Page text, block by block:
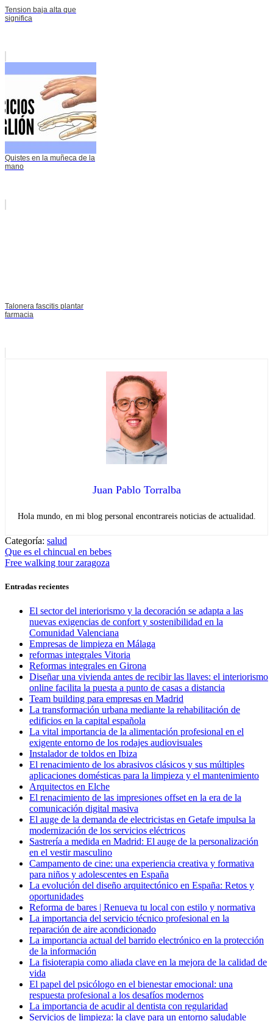
Tension baja alta que
significa
Quistes en la muñeca de la
mano
Talonera fascitis plantar
farmacia
Juan Pablo Torralba
Hola mundo, en mi blog personal encontrareis noticias de actualidad.
Categoría: salud
Navegación
de
entradas
Entrada
anterior:
Que es el chincual en bebes
Entrada
Free walking tour zaragoza
Entradas recientes
El sector del interiorismo y la decoración se adapta a las
nuevas exigencias de confort y sostenibilidad en la
Comunidad Valenciana
Empresas de limpieza en Málaga
reformas integrales Vitoria
Reformas integrales en Girona
Diseñar una vivienda antes de recibir las llaves: el interiorismo
online facilita la puesta a punto de casas a distancia
Team building para empresas en Madrid
La transformación urbana mediante la rehabilitación de
edificios en la capital española
La vital importancia de la alimentación profesional en el
exigente entorno de los rodajes audiovisuales
Instalador de toldos en Ibiza
El renacimiento de los abrasivos clásicos y sus múltiples
aplicaciones domésticas para la limpieza y el mantenimiento
Arquitectos en Elche
El renacimiento de las impresiones offset en la era de la
comunicación digital masiva
El auge de la demanda de electricistas en Getafe impulsa la
modernización de los servicios eléctricos
Sastrería a medida en Madrid: El auge de la personalización
en el vestir masculino
Campamento de cine: una experiencia creativa y formativa
para niños y adolescentes en España
La evolución del diseño arquitectónico en España: Retos y
oportunidades
Reforma de bares | Renueva tu local con estilo y normativa
La importancia del servicio técnico profesional en la
reparación de aire acondicionado
La importancia actual del barrido electrónico en la protección
de la información
La fisioterapia como aliada clave en la mejora de la calidad de
vida
El papel del psicólogo en el bienestar emocional: una
respuesta profesional a los desafíos modernos
La importancia de acudir al dentista con regularidad
Servicios de limpieza: la clave para un entorno saludable